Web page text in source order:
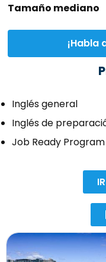
Tamaño mediano
¡Habla
Inglés general
Inglés de
Job Ready Program